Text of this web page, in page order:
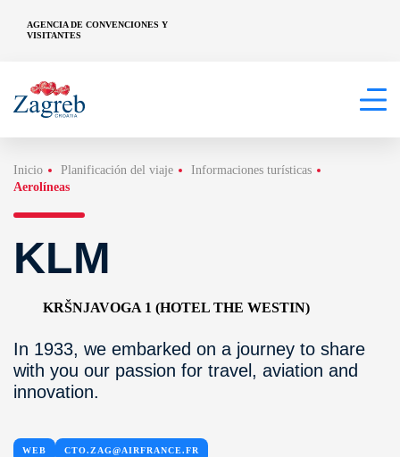
AGENCIA DE CONVENCIONES Y
VISITANTES
Inicio Planificación del viaje
Informaciones turísticas
Aerolíneas
KLM
KRŠNJAVOGA 1 (HOTEL THE WESTIN)
In 1933, we embarked on a journey to share
with you our passion for travel, aviation and
innovation.
WEB CTO.ZAG@AIRFRANCE.FR